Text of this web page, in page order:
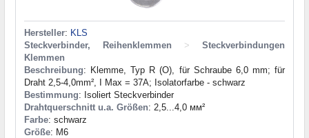
Hersteller: KLS
Steckverbinder, Reihenklemmen
>
Steckverbindungen
Klemmen
Beschreibung: Klemme, Typ R (O), für Schraube 6,0 mm; für
Draht 2,5-4,0mm², I Max = 37A; Isolatorfarbe - schwarz
Bestimmung: Isoliert Steckverbinder
Drahtquerschnitt u.a. Größen: 2,5...4,0 мм²
Farbe: schwarz
Größe: M6